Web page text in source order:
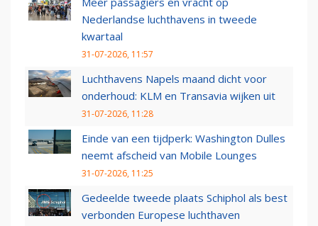
Nederlandse luchthavens in tweede
kwartaal
31-07-2026, 11:57
Luchthavens Napels maand dicht voor
onderhoud: KLM en Transavia wijken uit
31-07-2026, 11:28
Einde van een tijdperk: Washington Dulles
neemt afscheid van Mobile Lounges
31-07-2026, 11:25
Gedeelde tweede plaats Schiphol als best
verbonden Europese luchthaven